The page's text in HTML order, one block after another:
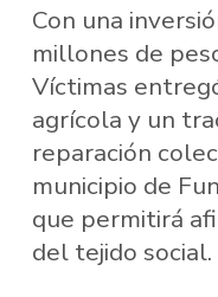
Con una
millones de
Víctimas
agrícola y un
reparación
municipio de
que permitirá
del tejido social.